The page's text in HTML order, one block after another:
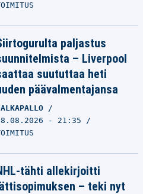
paljastus
– Liverpool
suututtaa heti
päävalmentajansa
- 21:35
tähti allekirjoitti
– teki nyt